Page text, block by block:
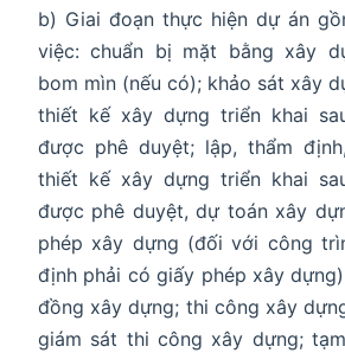
b) Giai đoạn thực hiện dự án
việc: chuẩn bị mặt bằng xây
bom mìn (nếu có); khảo sát xây
thiết kế xây dựng triển khai
được phê duyệt; lập, thẩm
thiết kế xây dựng triển khai
được phê duyệt, dự toán xây
phép xây dựng (đối với công
định phải có giấy phép xây
đồng xây dựng; thi công xây
giám sát thi công xây dựng;